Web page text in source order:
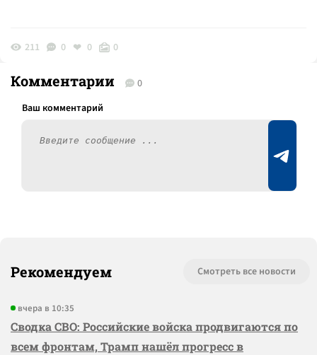
211 0 0 0
Комментарии 0
Рекомендуем Смотреть все новости
вчера в 10:35
Сводка СВО: Российские войска продвигаются по
всем фронтам, Трамп нашёл прогресс в